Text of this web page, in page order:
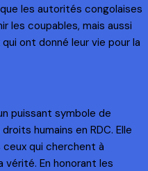
les autorités congolaises
les coupables, mais aussi
ont donné leur vie pour la
puissant symbole de
humains en RDC. Elle
qui cherchent à
vérité. En honorant les